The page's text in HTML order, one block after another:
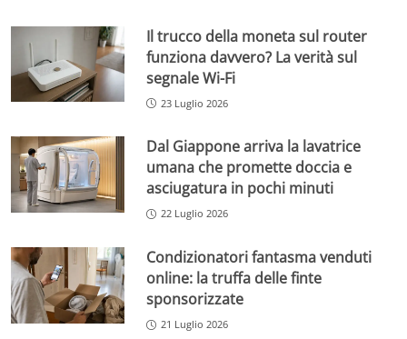
Il trucco della moneta sul router
funziona davvero? La verità sul
segnale Wi-Fi
23 Luglio 2026
Dal Giappone arriva la lavatrice
umana che promette doccia e
asciugatura in pochi minuti
22 Luglio 2026
Condizionatori fantasma venduti
online: la truffa delle finte
sponsorizzate
21 Luglio 2026